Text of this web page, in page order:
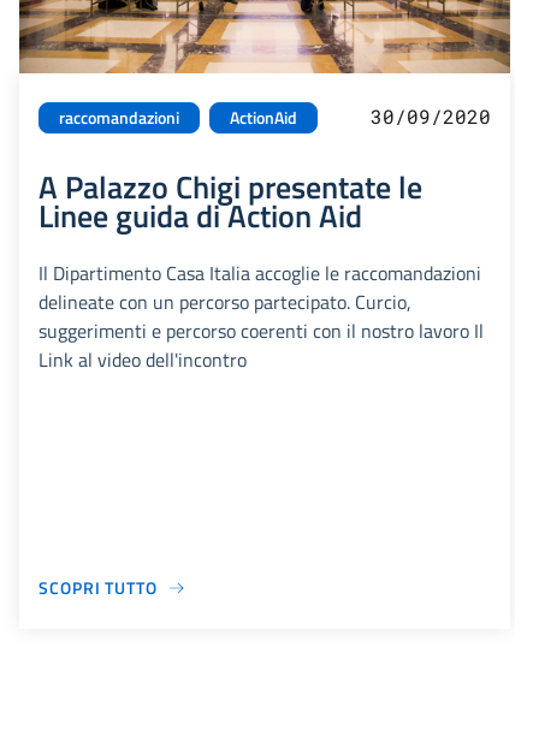
raccomandazioni ActionAid 30/09/2020
A Palazzo Chigi presentate le
Linee guida di Action Aid
Il Dipartimento Casa Italia accoglie le raccomandazioni
delineate con un percorso partecipato. Curcio,
suggerimenti e percorso coerenti con il nostro lavoro Il
Link al video dell'incontro
SCOPRI TUTTO